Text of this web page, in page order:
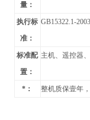
量：
执行标
准：
GB15322.1-2003
标准配
置：
主机、遥控器
*： 整机质保壹年